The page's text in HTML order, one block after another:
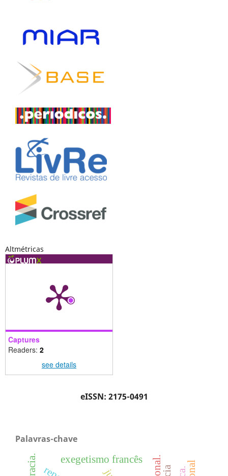
Altmétricas
Captures
Readers: 2
see details
eISSN: 2175-0491
Palavras-chave
exegetismo francês